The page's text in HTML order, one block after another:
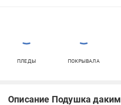
ПЛЕДЫ ПОКРЫВАЛА
Описание Подушка